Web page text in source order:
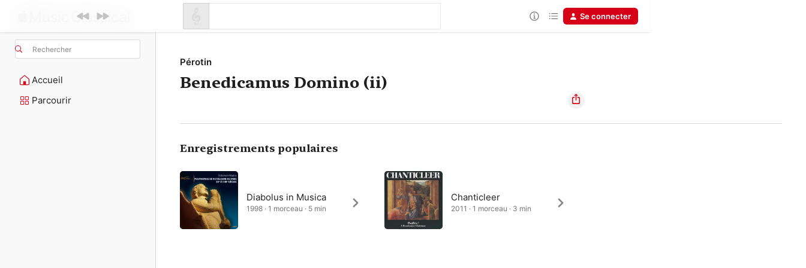
Rechercher
Accueil
Parcourir
Se connecter
Pérotin
Benedicamus Domino (ii)
Enregistrements populaires
Diabolus in Musica
1998 · 1 morceau · 5 min
Chanticleer
2011 · 1 morceau · 3 min